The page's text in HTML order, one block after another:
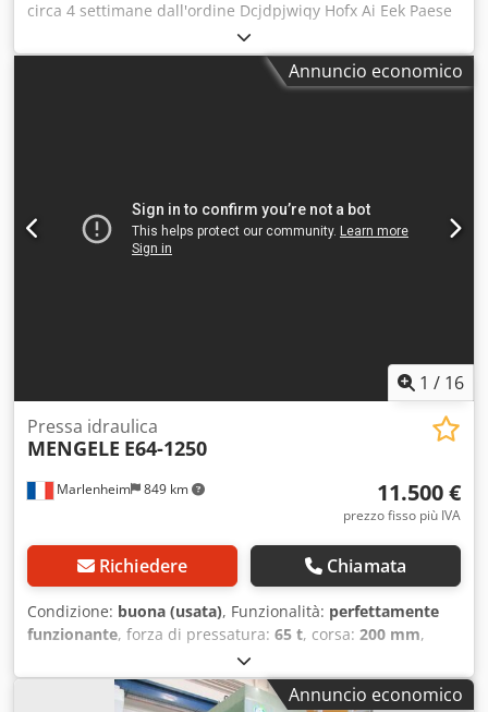
circa 4 settimane dall'ordine Dcjdpjwiqy Hofx Ai Eek Paese
di origine: Turchia Prezzo: 66.900 € Canone di leasing:
1.264,41 € Forza di pressatura: 60 t Corsa: 250 mm Slitta:
550 x 850 mm Tavola: 600 x 1000 mm Altezza di
tramite selettore a camme Funzionamento manuale e
automatico Barriere fotoelettriche Dotazione conforme alle
Annuncio economico
1 / 16
Marlenheim 849 km
Pressa idraulica
MENGELE E64-1250
11.500 €
prezzo fisso più IVA
Richiedere Chiamata
Condizione: buona (usata), Funzionalità: perfettamente
funzionante, forza di pressatura: 65 t, corsa: 200 mm,
, lunghezza del tavolo:
mm, profondità della gola:500 mm, larghezza della
piastra del cilindro:600 mm, lunghezza della piastra di
Annuncio economico